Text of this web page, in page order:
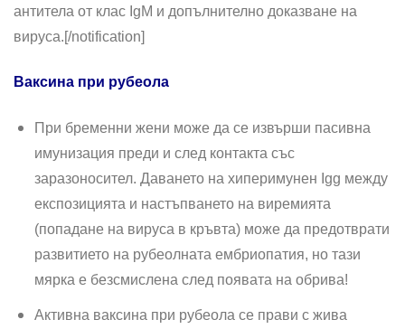
антитела от клас IgM и допълнително доказване на
вируса.[/notification]
Ваксина при рубеола
При бременни жени може да се извърши пасивна
имунизация преди и след контакта със
заразоносител. Даването на хиперимунен Igg между
експозицията и настъпването на виремията
(попадане на вируса в кръвта) може да предотврати
развитието на рубеолната ембриопатия, но тази
мярка е безсмислена след появата на обрива!
Активна ваксина при рубеола се прави с жива